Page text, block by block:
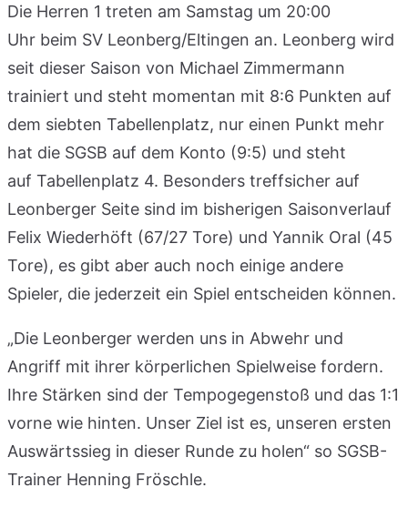
Die Herren 1 treten am Samstag um 20:00
Uhr beim SV Leonberg/Eltingen an. Leonberg wird
seit dieser Saison von Michael Zimmermann
trainiert und steht momentan mit 8:6 Punkten auf
dem siebten Tabellenplatz, nur einen Punkt mehr
hat die SGSB auf dem Konto (9:5) und steht
auf Tabellenplatz 4. Besonders treffsicher auf
Leonberger Seite sind im bisherigen Saisonverlauf
Felix Wiederhöft (67/27 Tore) und Yannik Oral (45
Tore), es gibt aber auch noch einige andere
Spieler, die jederzeit ein Spiel entscheiden können.
„Die Leonberger werden uns in Abwehr und
Angriff mit ihrer körperlichen Spielweise fordern.
Ihre Stärken sind der Tempogegenstoß und das 1:1
vorne wie hinten. Unser Ziel ist es, unseren ersten
Auswärtssieg in dieser Runde zu holen“ so SGSB-
Trainer Henning Fröschle.